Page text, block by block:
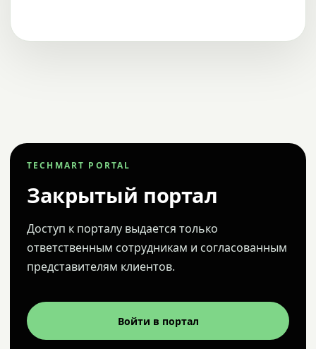
TECHMART PORTAL
Закрытый портал
Доступ к порталу выдается только
ответственным сотрудникам и согласованным
представителям клиентов.
Войти в портал